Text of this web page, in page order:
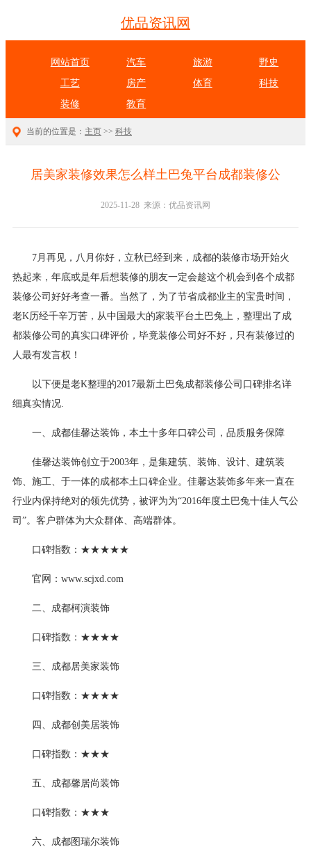
优品资讯网
网站首页 汽车 旅游
野史
工艺
房产 体育
科技
装修
教育
当前的位置是： 主页 >> 科技
居美家装修效果怎么样土巴兔平台成都装修公
2025-11-28 来源：优品资讯网
7月再见，八月你好，立秋已经到来，成都的装修市场开始火
热起来，年底或是年后想装修的朋友一定会趁这个机会到各个成都
装修公司好好考查一番。当然了，为了节省成都业主的宝贵时间，
老K历经千辛万苦，从中国最大的家装平台土巴兔上，整理出了成
都装修公司的真实口碑评价，毕竟装修公司好不好，只有装修过的
人最有发言权！
以下便是老K整理的2017最新土巴兔成都装修公司口碑排名详
细真实情况.
一、成都佳馨达装饰，本土十多年口碑公司，品质服务保障
佳馨达装饰创立于2003年，是集建筑、装饰、设计、建筑装
饰、施工、于一体的成都本土口碑企业。佳馨达装饰多年来一直在
行业内保持绝对的领先优势，被评为为“2016年度土巴兔十佳人气公
司”。客户群体为大众群体、高端群体。
口碑指数：★★★★★
官网：www.scjxd.com
二、成都柯演装饰
口碑指数：★★★★
三、成都居美家装饰
口碑指数：★★★★
四、成都创美居装饰
口碑指数：★★★
五、成都馨居尚装饰
口碑指数：★★★
六、成都图瑞尔装饰